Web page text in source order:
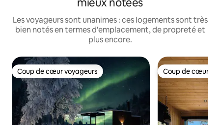
Les voyageurs sont unanimes : ces logements sont très
bien notés en termes d'emplacement, de propreté et
plus encore.
Coup de cœur voyageurs
Coup de cœur voyageurs Coup de cœur
Coup de cœur